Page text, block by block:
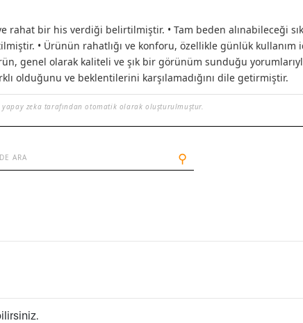
bir his verdiği belirtilmiştir. • Tam beden alınabileceği
• Ürünün rahatlığı ve konforu, özellikle günlük kullanım
genel olarak kaliteli ve şık bir görünüm sunduğu yorumlarıyla
olduğunu ve beklentilerini karşılamadığını dile getirmiştir.
yapay zeka tarafından otomatik olarak oluşturulmuştur.
⚲